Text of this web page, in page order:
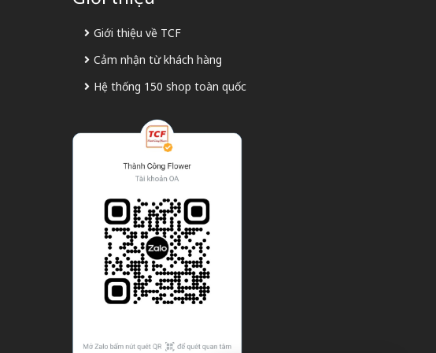
Giới thiệu về TCF
Cảm nhận từ khách hàng
Hệ thống 150 shop toàn quốc